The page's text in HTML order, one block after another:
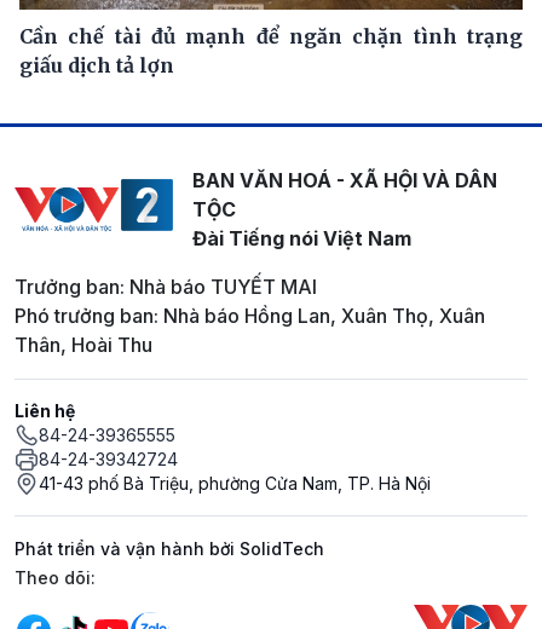
Cần chế tài đủ mạnh để ngăn chặn tình trạng
giấu dịch tả lợn
BAN VĂN HOÁ - XÃ HỘI VÀ DÂN
TỘC
Đài Tiếng nói Việt Nam
Trưởng ban: Nhà báo TUYẾT MAI
Phó trưởng ban: Nhà báo Hồng Lan, Xuân Thọ, Xuân
Thân, Hoài Thu
Liên hệ
84-24-39365555
84-24-39342724
41-43 phố Bà Triệu, phường Cửa Nam, TP. Hà Nội
Phát triển và vận hành bởi SolidTech
Mạng xã hội
Theo dõi: